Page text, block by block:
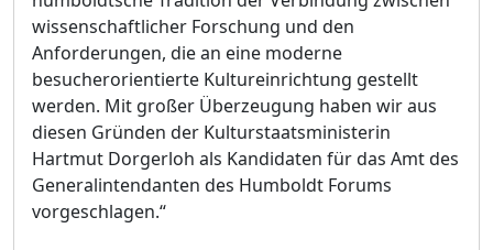
wissenschaftlicher Forschung und den
Anforderungen, die an eine moderne
besucherorientierte Kultureinrichtung gestellt
werden. Mit großer Überzeugung haben wir aus
diesen Gründen der Kulturstaatsministerin
Hartmut Dorgerloh als Kandidaten für das Amt des
Generalintendanten des Humboldt Forums
vorgeschlagen.“